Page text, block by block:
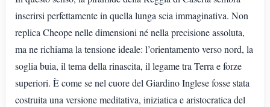
inserirsi perfettamente in quella lunga scia immaginativa. Non
replica Cheope nelle dimensioni né nella precisione assoluta,
ma ne richiama la tensione ideale: l’orientamento verso nord, la
soglia buia, il tema della rinascita, il legame tra Terra e forze
superiori. È come se nel cuore del Giardino Inglese fosse stata
costruita una versione meditativa, iniziatica e aristocratica del